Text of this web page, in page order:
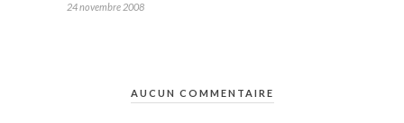
24 novembre 2008
AUCUN COMMENTAIRE